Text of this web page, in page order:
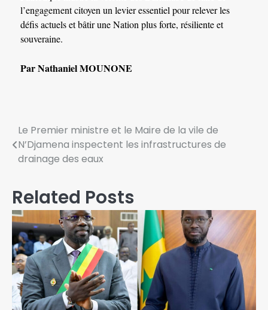
l’engagement citoyen un levier essentiel pour relever les
défis actuels et bâtir une Nation plus forte, résiliente et
souveraine.
Par Nathaniel MOUNONE
Le Premier ministre et le Maire de la vile de
N’Djamena inspectent les infrastructures de
drainage des eaux
Related Posts